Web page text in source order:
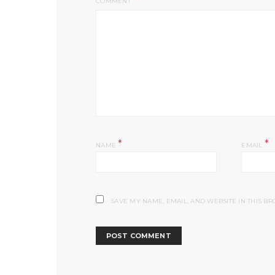
NAME * EMAIL *
SAVE MY NAME, EMAIL, AND WEBSITE IN THIS